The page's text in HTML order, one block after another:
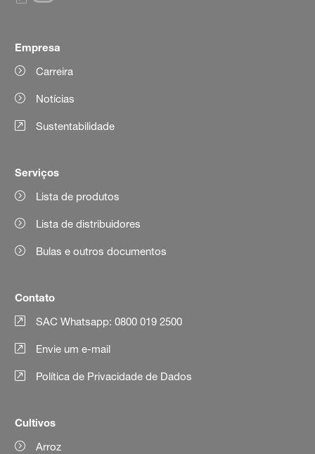
Empresa
Carreira
Notícias
Sustentabilidade
Serviços
Lista de produtos
Lista de distribuidores
Bulas e outros documentos
Contato
SAC Whatsapp: 0800 019 2500
Envie um e-mail
Política de Privacidade de Dados
Cultivos
Arroz